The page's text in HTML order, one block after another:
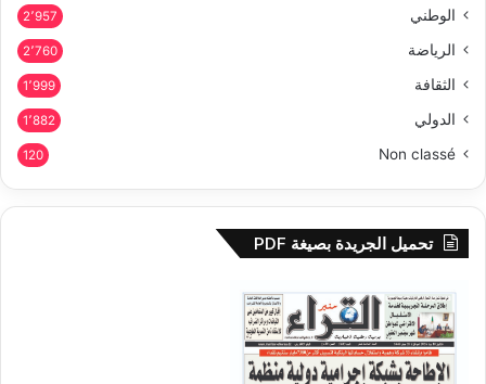
الوطني 2٬957
الرياضة 2٬760
الثقافة 1٬999
الدولي 1٬882
Non classé
120
تحميل الجريدة بصيغة PDF